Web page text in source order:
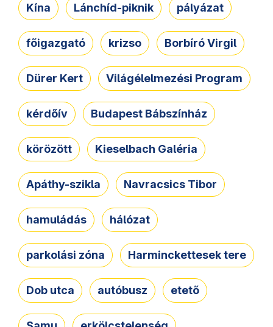
Kína Lánchíd-piknik pályázat
főigazgató krizso Borbíró Virgil
Dürer Kert Világélelmezési Program
kérdőív Budapest Bábszínház
körözött Kieselbach Galéria
Apáthy-szikla Navracsics Tibor
hamuládás hálózat
parkolási zóna Harminckettesek tere
Dob utca autóbusz etető